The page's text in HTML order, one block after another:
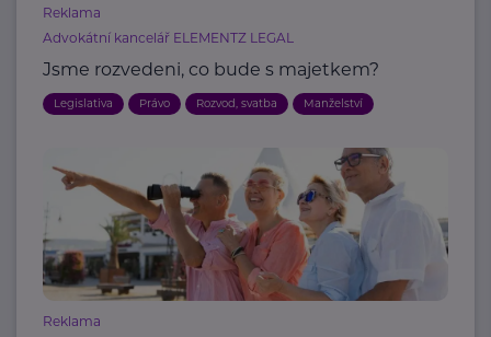
Reklama
Advokátní kancelář ELEMENTZ LEGAL
Jsme rozvedeni, co bude s majetkem?
Legislativa Právo Rozvod, svatba Manželství
Reklama